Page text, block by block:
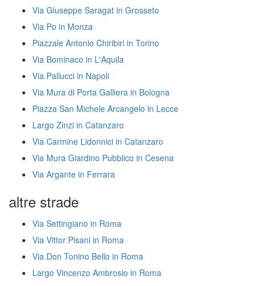
Via Giuseppe Saragat in Grosseto
Via Po in Monza
Piazzale Antonio Chiribiri in Torino
Via Bominaco in L'Aquila
Via Pallucci in Napoli
Via Mura di Porta Galliera in Bologna
Piazza San Michele Arcangelo in Lecce
Largo Zinzi in Catanzaro
Via Carmine Lidonnici in Catanzaro
Via Mura Giardino Pubblico in Cesena
Via Argante in Ferrara
altre strade
Via Settingiano in Roma
Via Vittor Pisani in Roma
Via Don Tonino Bello in Roma
Largo Vincenzo Ambrosio in Roma